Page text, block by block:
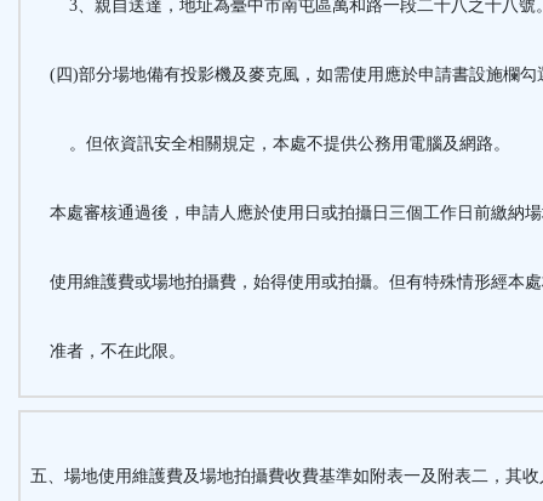
3、親自送達，地址為臺中市南屯區萬和路一段二十八之十八號
(四)部分場地備有投影機及麥克風，如需使用應於申請書設施欄勾
。但依資訊安全相關規定，本處不提供公務用電腦及網路。
本處審核通過後，申請人應於使用日或拍攝日三個工作日前繳納
使用維護費或場地拍攝費，始得使用或拍攝。但有特殊情形經本
准者，不在此限。
五、場地使用維護費及場地拍攝費收費基準如附表一及附表二，其收